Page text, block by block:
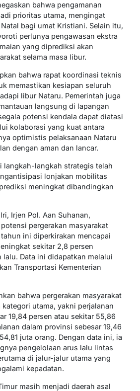
bahwa pengamanan
prioritas utama, mengingat
bagi umat Kristiani. Selain itu,
perlunya pengawasan ekstra
yang diprediksi akan
selama masa libur.
bahwa rapat koordinasi teknis
memastikan kesiapan seluruh
libur Nataru. Pemerintah juga
langsung di lapangan
potensi kendala dapat diatasi
kolaborasi yang kuat antara
optimistis pelaksanaan Nataru
dengan aman dan lancar.
langkah-langkah strategis telah
lonjakan mobilitas
meningkat dibandingkan
Irjen Pol. Aan Suhanan,
pergerakan masyarakat
ini diperkirakan mencapai
sekitar 2,8 persen
Data ini didapatkan melalui
Transportasi Kementerian
bahwa pergerakan masyarakat
utama, yakni perjalanan
19,84 persen atau sekitar 55,86
dalam provinsi sebesar 19,46
juta orang. Dengan data ini, ia
pengelolaan arus lalu lintas
di jalur-jalur utama yang
kepadatan.
masih menjadi daerah asal